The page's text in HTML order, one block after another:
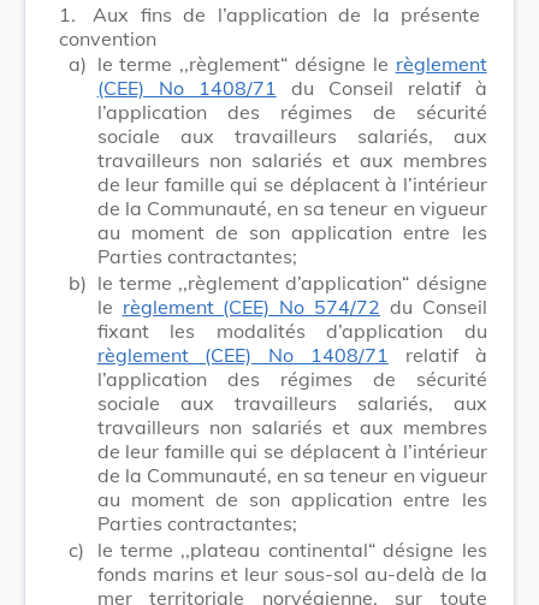
1.
Aux fins de l’application de la présente
convention
a) le terme ,,règlement“ désigne le règlement
(CEE) No 1408/71
du Conseil relatif à
l’application des régimes de sécurité
sociale aux travailleurs salariés, aux
travailleurs non salariés et aux membres
de leur famille qui se déplacent à l’intérieur
de la Communauté, en sa teneur en vigueur
au moment de son application entre les
Parties contractantes;
b) le terme ,,règlement d’application“ désigne
le règlement (CEE) No 574/72 du Conseil
fixant les modalités d’application du
règlement (CEE) No 1408/71
relatif à
l’application des régimes de sécurité
sociale aux travailleurs salariés, aux
travailleurs non salariés et aux membres
de leur famille qui se déplacent à l’intérieur
de la Communauté, en sa teneur en vigueur
au moment de son application entre les
Parties contractantes;
c)
le terme ,,plateau continental“ désigne les
fonds marins et leur sous-sol au-delà de la
mer territoriale norvégienne, sur toute